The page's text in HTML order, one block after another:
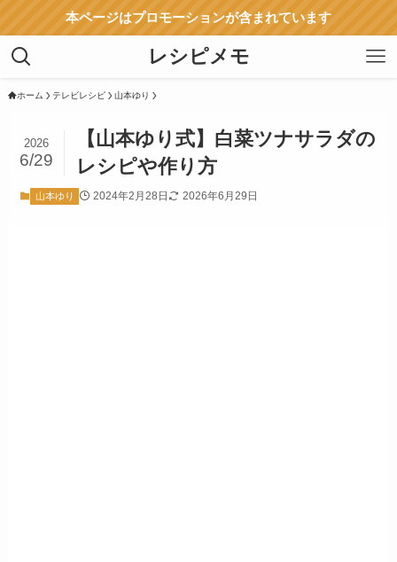
本ページはプロモーションが含まれています
レシピメモ
ホーム テレビレシピ 山本ゆり
【山本ゆり式】白菜ツナサラダの
レシピや作り方
2026
6/29
山本ゆり 2024年2月28日 2026年6月29日